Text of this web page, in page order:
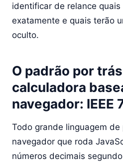
identificar de relance
exatamente e quais terão
oculto.
O padrão por
calculadora
navegador: IEEE
Todo grande linguagem
navegador que roda
números decimais